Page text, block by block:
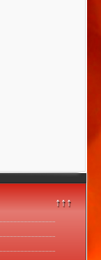
↑↑↑